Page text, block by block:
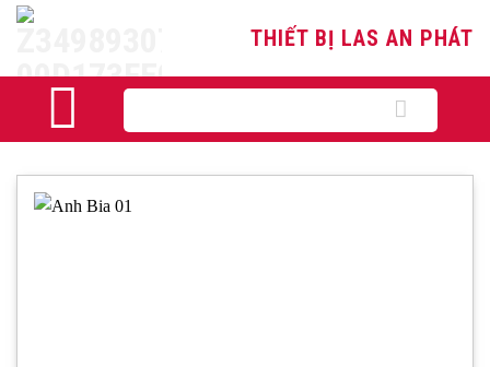
Skip
THIẾT BỊ LAS AN PHÁT
kiếm: